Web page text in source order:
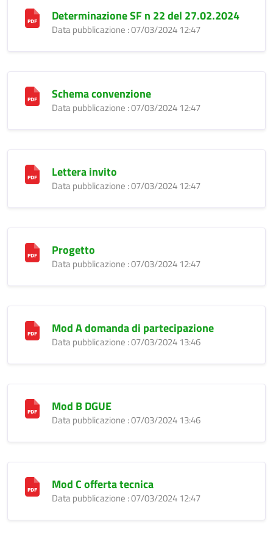
Determinazione SF n 22 del 27.02.2024
Data pubblicazione : 07/03/2024 12:47
Schema convenzione
Data pubblicazione : 07/03/2024 12:47
Lettera invito
Data pubblicazione : 07/03/2024 12:47
Progetto
Data pubblicazione : 07/03/2024 12:47
Mod A domanda di partecipazione
Data pubblicazione : 07/03/2024 13:46
Mod B DGUE
Data pubblicazione : 07/03/2024 13:46
Mod C offerta tecnica
Data pubblicazione : 07/03/2024 12:47